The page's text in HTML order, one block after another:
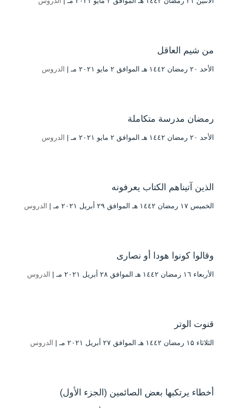
من شيم العاقل
الأحد ۲۰ رمضان ۱٤٤۲ هـ الموافق ۲ مايو ۲۰۲۱ مـ | الدروس
رمضان مدرسة متكاملة
الأحد ۲۰ رمضان ۱٤٤۲ هـ الموافق ۲ مايو ۲۰۲۱ مـ | الدروس
الذين آتيناهم الكتاب يعرفونه
الخميس ۱۷ رمضان ۱٤٤۲ هـ الموافق ۲۹ أبريل ۲۰۲۱ مـ | الدروس
وقالوا كونوا هودا أو نصارى
الأربعاء ۱٦ رمضان ۱٤٤۲ هـ الموافق ۲۸ أبريل ۲۰۲۱ مـ | الدروس
قنوت الوتر
الثلاثاء ۱۵ رمضان ۱٤٤۲ هـ الموافق ۲۷ أبريل ۲۰۲۱ مـ | الدروس
أخطاء يرتكبها بعض الصائمين (الجزء الأول)